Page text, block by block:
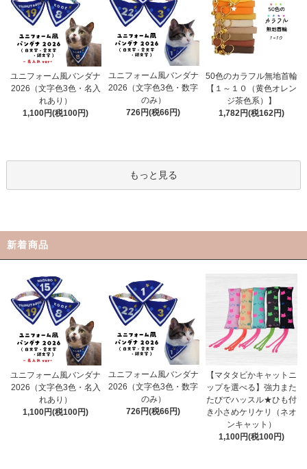
ユニフォーム風バンダナ
2026（文字色3色・名入
れあり）
1,100円(税100円)
ユニフォーム風バンダナ
2026（文字色3色・数字
のみ）
726円(税66円)
50色のカラフル無地首輪
【１～１０（黄色オレン
ジ茶色系）】
1,782円(税162円)
もっと見る
新着商品
ユニフォーム風バンダナ
2026（文字色3色・名入
れあり）
1,100円(税100円)
ユニフォーム風バンダナ
2026（文字色3色・数字
のみ）
726円(税66円)
【マタタビかキャットニ
ップを選べる】強力また
たびでハッスル★ひも付
き小さめケリケリ（ネオ
ンキャット）
1,100円(税100円)